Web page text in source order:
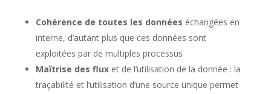
Cohérence de toutes les données échangées en
interne, d’autant plus que ces données sont
exploitées par de multiples processus
Maîtrise des flux et de l’utilisation de la donnée : la
traçabilité et l’utilisation d’une source unique permet